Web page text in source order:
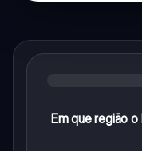
Em que região